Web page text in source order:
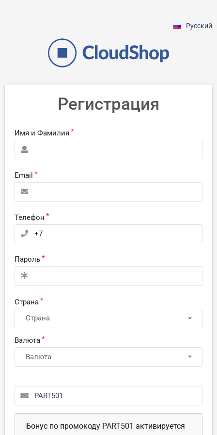
Русский
Регистрация
Имя и Фамилия
Email
Телефон
Пароль
Страна
Страна
Валюта
Валюта
Бонус по промокоду PART501 активируется